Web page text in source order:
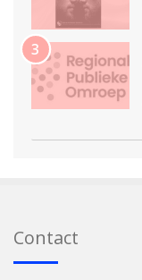
Contact